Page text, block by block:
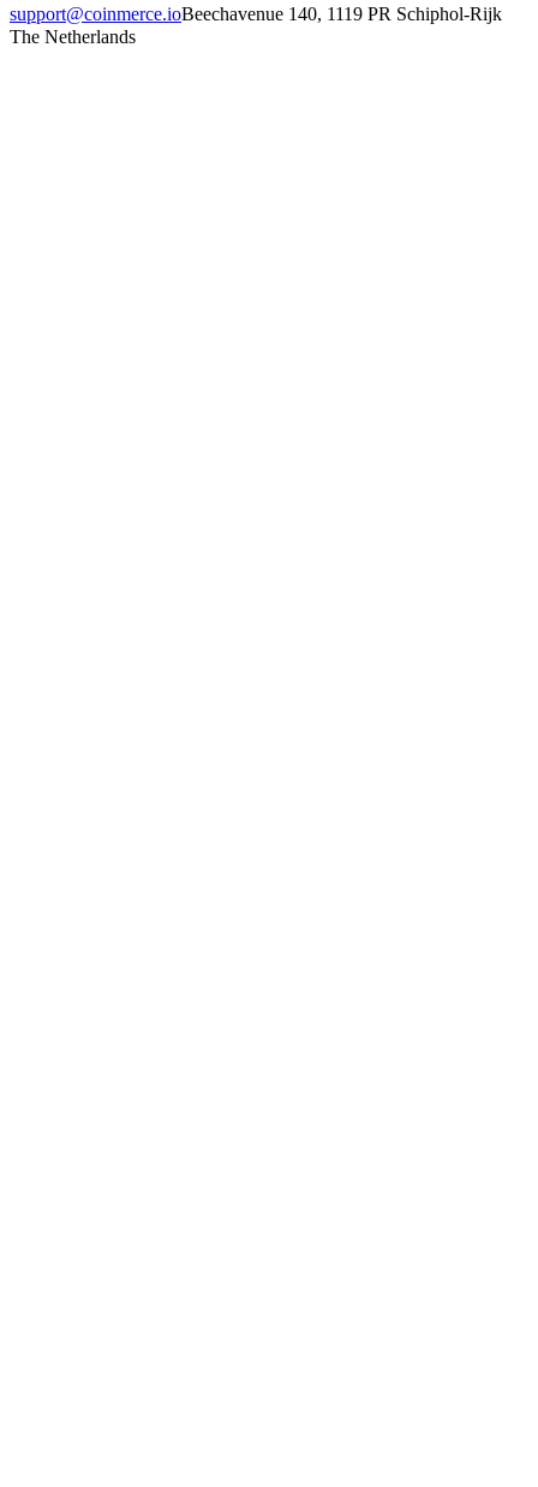
support@coinmerce.ioBeechavenue 140, 1119 PR Schiphol-Rijk
The Netherlands